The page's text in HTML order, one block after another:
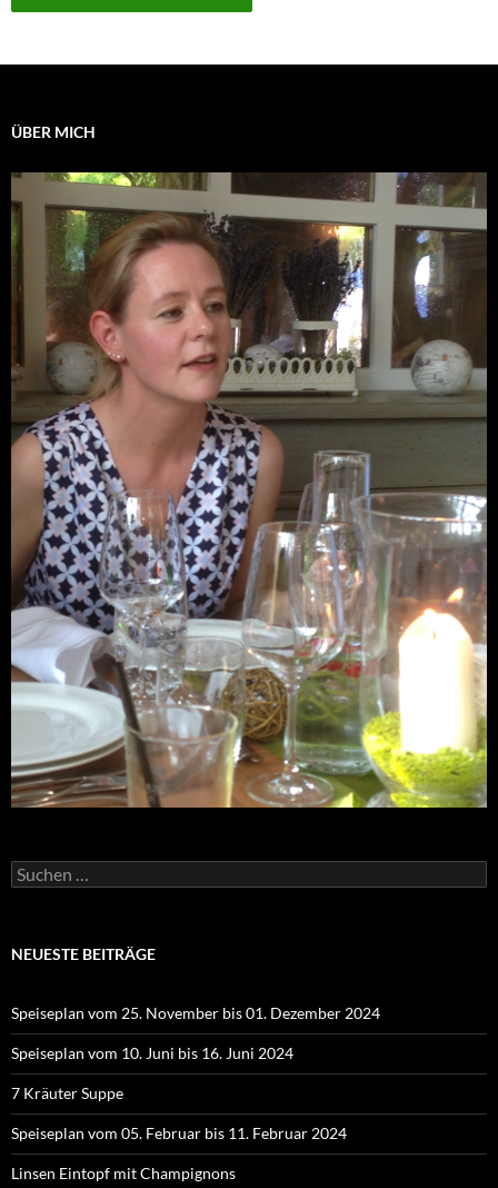
ÜBER MICH
Suchen
nach:
NEUESTE BEITRÄGE
Speiseplan vom 25. November bis 01. Dezember 2024
Speiseplan vom 10. Juni bis 16. Juni 2024
7 Kräuter Suppe
Speiseplan vom 05. Februar bis 11. Februar 2024
Linsen Eintopf mit Champignons